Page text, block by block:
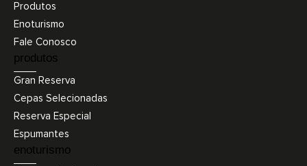
Produtos
Enoturismo
Fale Conosco
produtos
Gran Reserva
Cepas Selecionadas
Reserva Especial
Espumantes
enoturismo